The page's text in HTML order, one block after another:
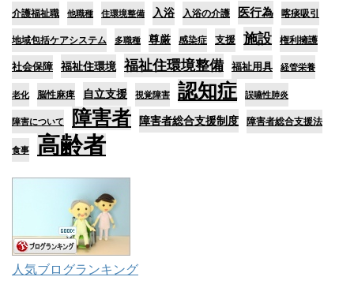
介護福祉職 他職種 住環境整備 入浴 入浴の介護 医行為 喀痰吸引
地域包括ケアシステム 多職種 尊厳 感染症 支援 施設 権利擁護
社会保障 福祉住環境 福祉住環境整備 福祉用具 経管栄養
老化 脳性麻痺 自立支援 視覚障害 認知症 誤嚥性肺炎
障害について 障害者 障害者総合支援制度 障害者総合支援法
食事 高齢者
人気ブログランキング